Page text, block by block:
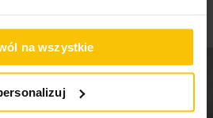
na wszystkie
– do zasłon, firan i
i klasycznych aranżacji